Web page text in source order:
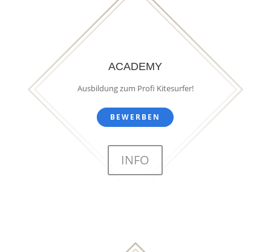
ACADEMY
Ausbildung zum Profi Kitesurfer!
BEWERBEN
INFO